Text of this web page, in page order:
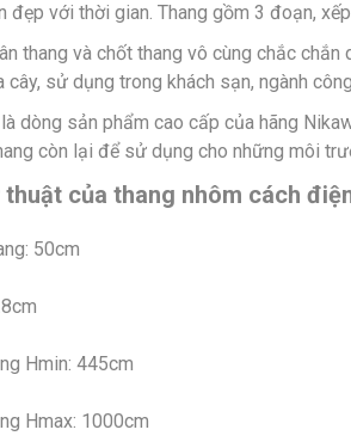
đẹp với thời gian. Thang gồm 3 đoạn,
thang và chốt thang vô cùng chắc
cây, sử dụng trong khách sạn, ngành
là dòng sản phẩm cao cấp của hãng
còn lại để sử dụng cho những môi
của thang nhôm cách
50cm
Hmin: 445cm
Hmax: 1000cm